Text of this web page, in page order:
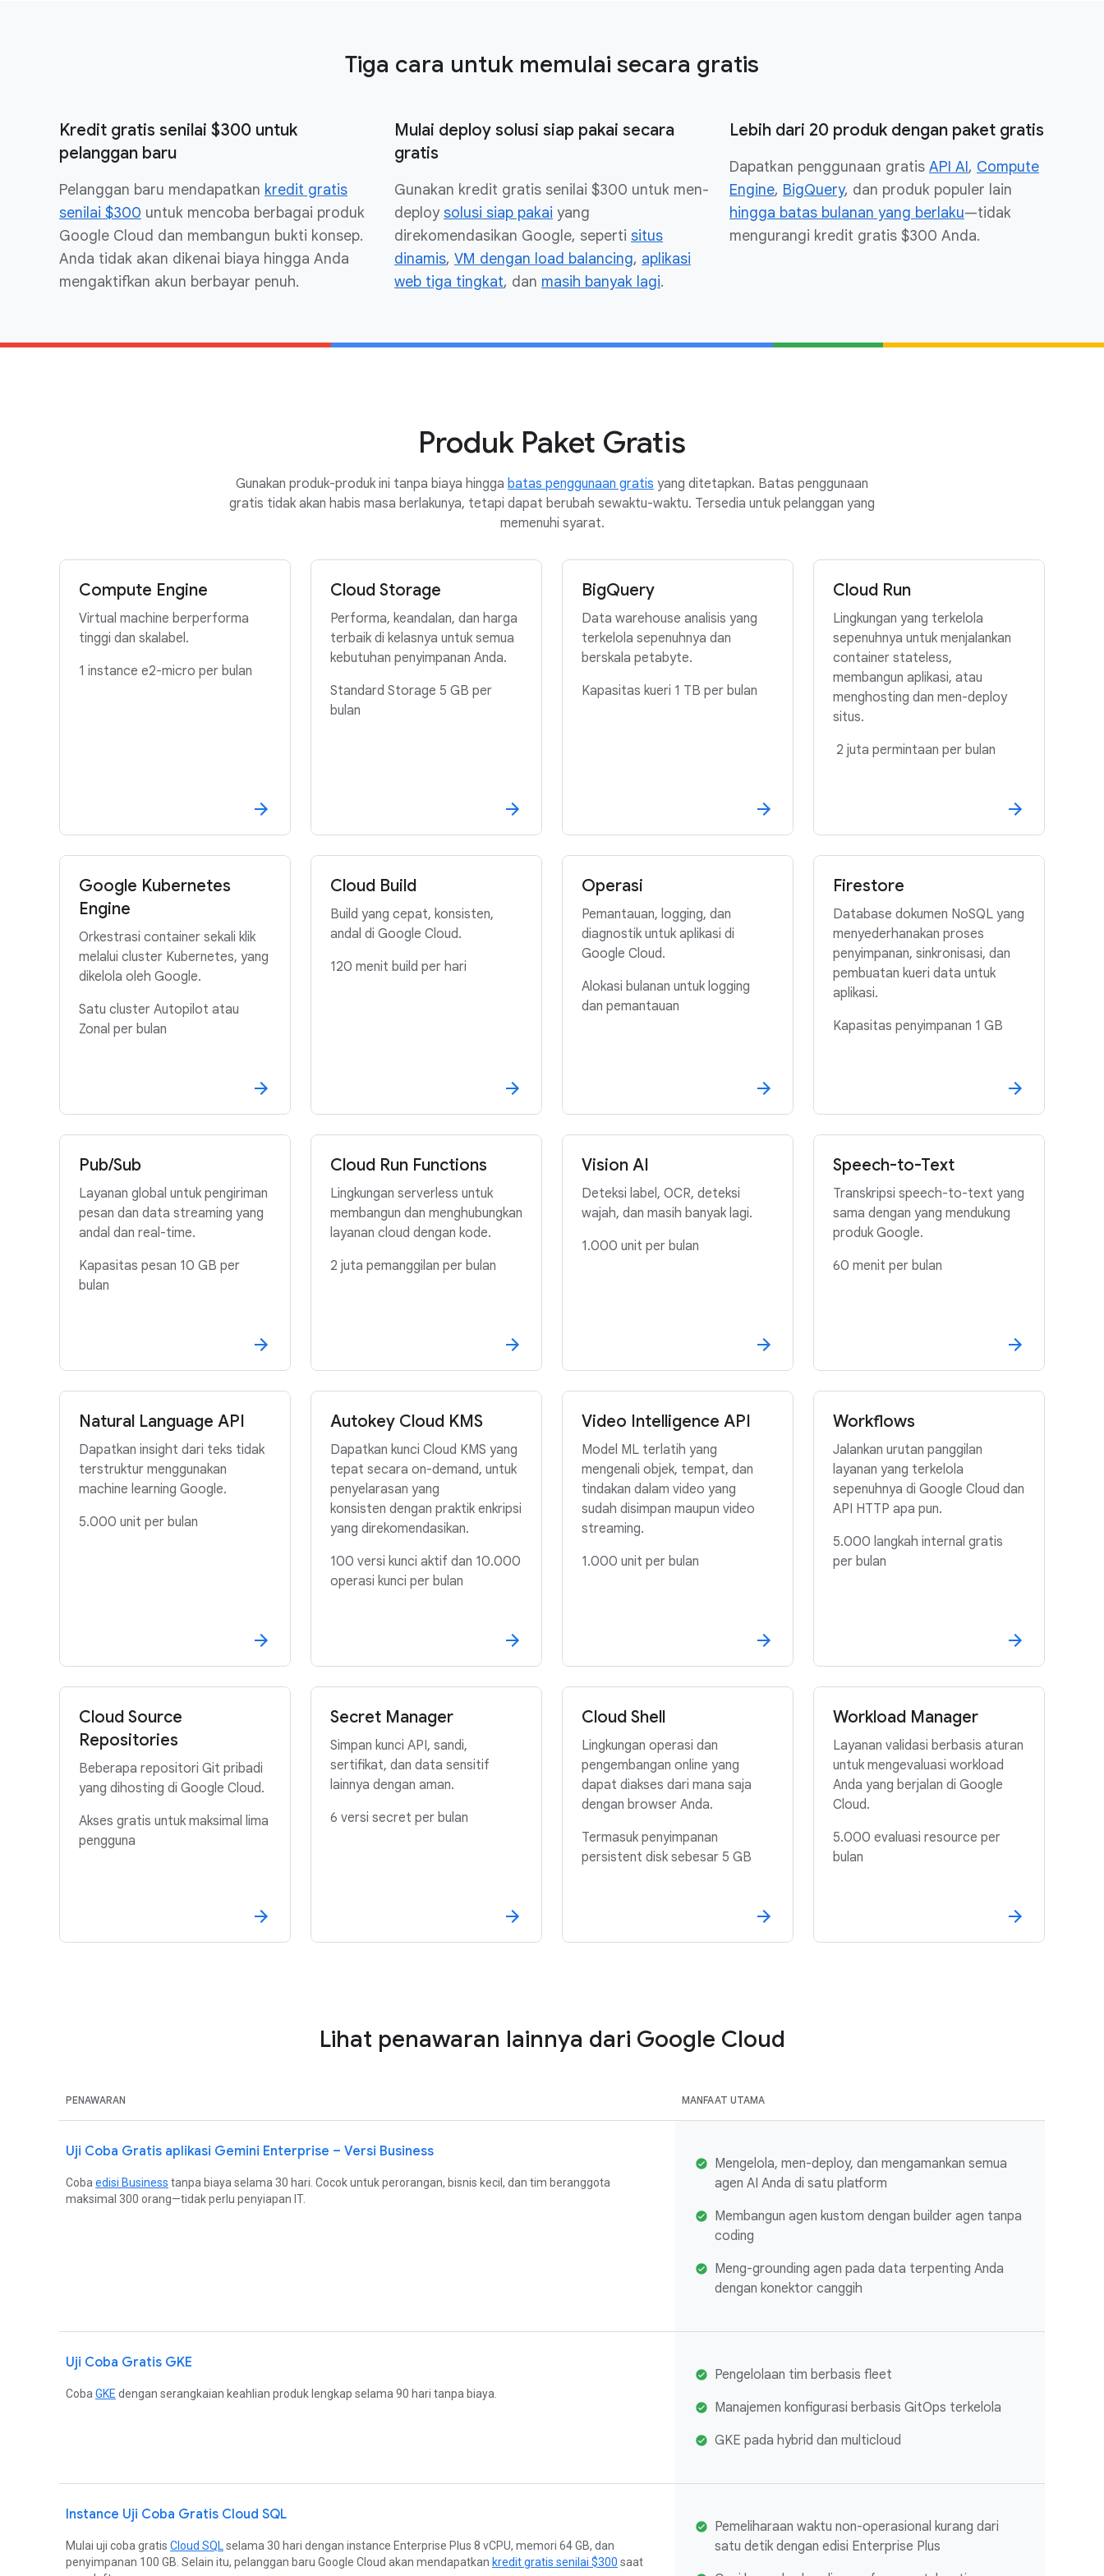
Tiga cara untuk memulai secara gratis
Kredit gratis senilai $300 untuk
pelanggan baru
Pelanggan baru mendapatkan kredit gratis
senilai $300 untuk mencoba berbagai produk
Google Cloud dan membangun bukti konsep.
Anda tidak akan dikenai biaya hingga Anda
mengaktifkan akun berbayar penuh.
Mulai deploy solusi siap pakai secara
gratis
Gunakan kredit gratis senilai $300 untuk men-
deploy solusi siap pakai yang
direkomendasikan Google, seperti situs
dinamis, VM dengan load balancing, aplikasi
web tiga tingkat, dan masih banyak lagi.
Lebih dari 20 produk dengan paket gratis
Dapatkan penggunaan gratis API AI, Compute
Engine, BigQuery, dan produk populer lain
hingga batas bulanan yang berlaku—tidak
mengurangi kredit gratis $300 Anda.
Produk Paket Gratis
Gunakan produk-produk ini tanpa biaya hingga batas penggunaan gratis yang ditetapkan. Batas penggunaan
gratis tidak akan habis masa berlakunya, tetapi dapat berubah sewaktu-waktu. Tersedia untuk pelanggan yang
memenuhi syarat.
Compute Engine
Virtual machine berperforma
tinggi dan skalabel.
1 instance e2-micro per bulan
Cloud Storage
Performa, keandalan, dan harga
terbaik di kelasnya untuk semua
kebutuhan penyimpanan Anda.
Standard Storage 5 GB per
bulan
BigQuery
Data warehouse analisis yang
terkelola sepenuhnya dan
berskala petabyte.
Kapasitas kueri 1 TB per bulan
Cloud Run
Lingkungan yang terkelola
sepenuhnya untuk menjalankan
container stateless,
membangun aplikasi, atau
menghosting dan men-deploy
situs.
2 juta permintaan per bulan
Google Kubernetes
Engine
Orkestrasi container sekali klik
melalui cluster Kubernetes, yang
dikelola oleh Google.
Satu cluster Autopilot atau
Zonal per bulan
Cloud Build
Build yang cepat, konsisten,
andal di Google Cloud.
120 menit build per hari
Operasi
Pemantauan, logging, dan
diagnostik untuk aplikasi di
Google Cloud.
Alokasi bulanan untuk logging
dan pemantauan
Firestore
Database dokumen NoSQL yang
menyederhanakan proses
penyimpanan, sinkronisasi, dan
pembuatan kueri data untuk
aplikasi.
Kapasitas penyimpanan 1 GB
Pub/Sub
Layanan global untuk pengiriman
pesan dan data streaming yang
andal dan real-time.
Kapasitas pesan 10 GB per
bulan
Cloud Run Functions
Lingkungan serverless untuk
membangun dan menghubungkan
layanan cloud dengan kode.
2 juta pemanggilan per bulan
Vision AI
Deteksi label, OCR, deteksi
wajah, dan masih banyak lagi.
1.000 unit per bulan
Speech-to-Text
Transkripsi speech-to-text yang
sama dengan yang mendukung
produk Google.
60 menit per bulan
Natural Language API
Dapatkan insight dari teks tidak
terstruktur menggunakan
machine learning Google.
5.000 unit per bulan
Autokey Cloud KMS
Dapatkan kunci Cloud KMS yang
tepat secara on-demand, untuk
penyelarasan yang
konsisten dengan praktik enkripsi
yang direkomendasikan.
100 versi kunci aktif dan 10.000
operasi kunci per bulan
Video Intelligence API
Model ML terlatih yang
mengenali objek, tempat, dan
tindakan dalam video yang
sudah disimpan maupun video
streaming.
1.000 unit per bulan
Workflows
Jalankan urutan panggilan
layanan yang terkelola
sepenuhnya di Google Cloud dan
API HTTP apa pun.
5.000 langkah internal gratis
per bulan
Cloud Source
Repositories
Beberapa repositori Git pribadi
yang dihosting di Google Cloud.
Akses gratis untuk maksimal lima
pengguna
Secret Manager
Simpan kunci API, sandi,
sertifikat, dan data sensitif
lainnya dengan aman.
6 versi secret per bulan
Cloud Shell
Lingkungan operasi dan
pengembangan online yang
dapat diakses dari mana saja
dengan browser Anda.
Termasuk penyimpanan
persistent disk sebesar 5 GB
Workload Manager
Layanan validasi berbasis aturan
untuk mengevaluasi workload
Anda yang berjalan di Google
Cloud.
5.000 evaluasi resource per
bulan
Lihat penawaran lainnya dari Google Cloud
PENAWARAN MANFAAT UTAMA
Uji Coba Gratis aplikasi Gemini Enterprise – Versi Business
Coba edisi Business tanpa biaya selama 30 hari. Cocok untuk perorangan, bisnis kecil, dan tim beranggota
maksimal 300 orang—tidak perlu penyiapan IT.
Mengelola, men-deploy, dan mengamankan semua
agen AI Anda di satu platform
Membangun agen kustom dengan builder agen tanpa
coding
Meng-grounding agen pada data terpenting Anda
dengan konektor canggih
Uji Coba Gratis GKE
Coba GKE dengan serangkaian keahlian produk lengkap selama 90 hari tanpa biaya.
Pengelolaan tim berbasis fleet
Manajemen konfigurasi berbasis GitOps terkelola
GKE pada hybrid dan multicloud
Instance Uji Coba Gratis Cloud SQL
Mulai uji coba gratis Cloud SQL selama 30 hari dengan instance Enterprise Plus 8 vCPU, memori 64 GB, dan
penyimpanan 100 GB. Selain itu, pelanggan baru Google Cloud akan mendapatkan kredit gratis senilai $300 saat
Pemeliharaan waktu non-operasional kurang dari
satu detik dengan edisi Enterprise Plus